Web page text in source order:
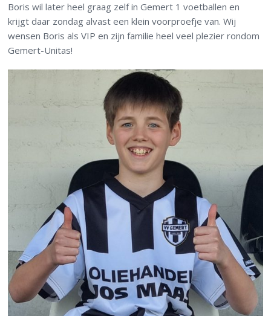
Boris wil later heel graag zelf in Gemert 1 voetballen en
krijgt daar zondag alvast een klein voorproefje van. Wij
wensen Boris als VIP en zijn familie heel veel plezier rondom
Gemert-Unitas!